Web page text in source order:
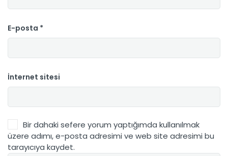
E-posta *
İnternet sitesi
Bir dahaki sefere yorum yaptığımda kullanılmak
üzere adımı, e-posta adresimi ve web site adresimi bu
tarayıcıya kaydet.